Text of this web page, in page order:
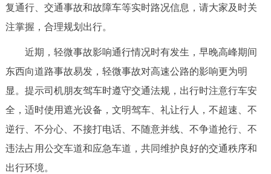
复通行、交通事故和故障车等实时路况信息，请大家及时关
注掌握，合理规划出行。
近期，轻微事故影响通行情况时有发生，早晚高峰期间
东西向道路事故易发，轻微事故对高速公路的影响更为明
显。提示司机朋友驾车时遵守交通法规，出行时注意行车安
全，适时使用遮光设备，文明驾车、礼让行人，不超速、不
逆行、不分心、不接打电话、不随意并线、不争道抢行、不
违法占用公交车道和应急车道，共同维护良好的交通秩序和
出行环境。